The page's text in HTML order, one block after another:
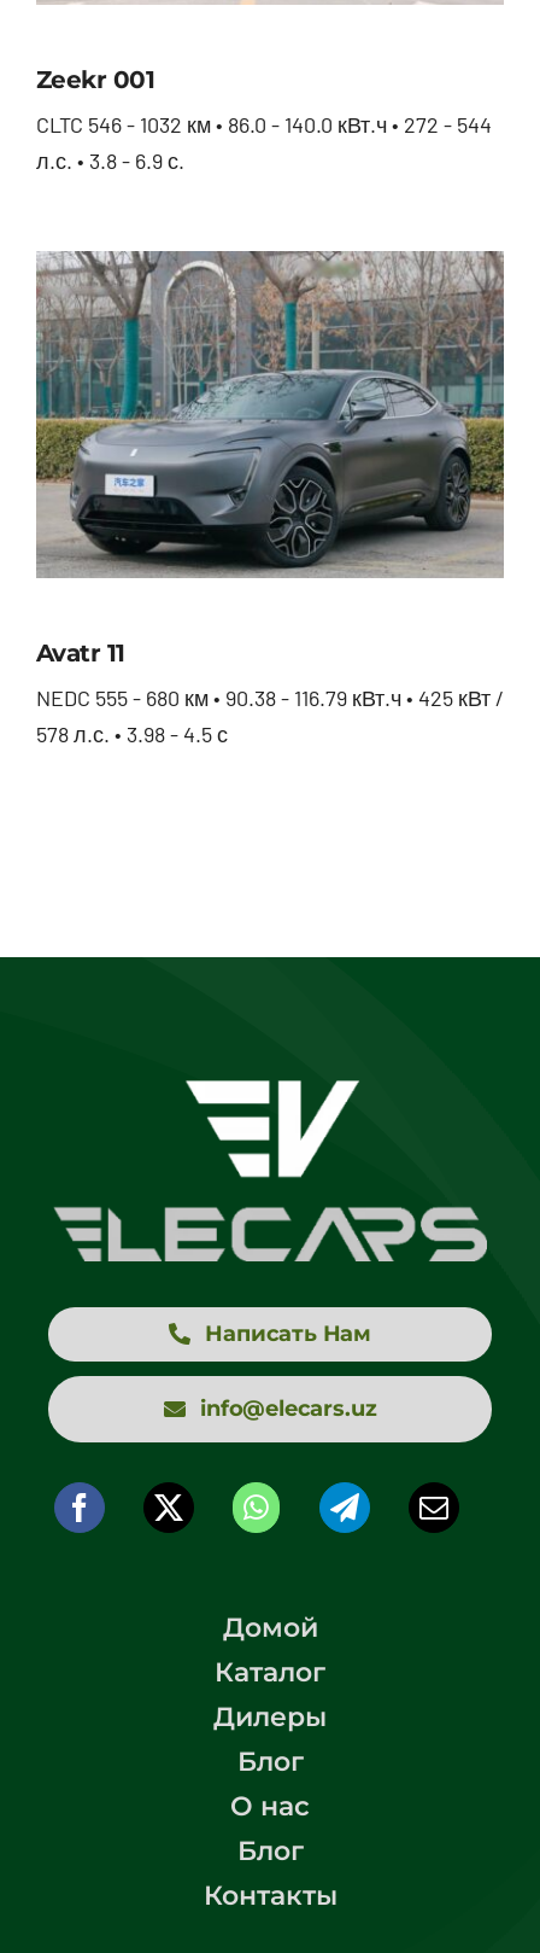
Zeekr 001
CLTC 546 - 1032 км • 86.0 - 140.0 кВт.ч • 272 - 544
л.с. • 3.8 - 6.9 с.
Avatr 11
NEDC 555 - 680 км • 90.38 - 116.79 кВт.ч • 425 кВт /
578 л.с. • 3.98 - 4.5 с
Написать Нам
info@elecars.uz
Домой
Каталог
Дилеры
Блог
О нас
Блог
Контакты